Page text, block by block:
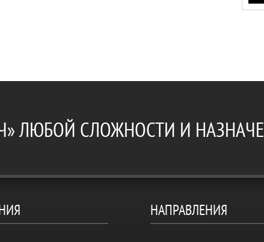
ЛЮБОЙ СЛОЖНОСТИ И
НАПРАВЛЕНИЯ